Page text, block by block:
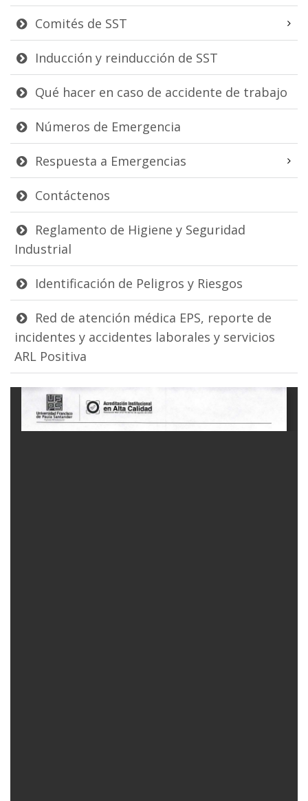
Comités de SST
Inducción y reinducción de SST
Qué hacer en caso de accidente de trabajo
Números de Emergencia
Respuesta a Emergencias
Contáctenos
Reglamento de Higiene y Seguridad
Industrial
Identificación de Peligros y Riesgos
Red de atención médica EPS, reporte de
incidentes y accidentes laborales y servicios
ARL Positiva